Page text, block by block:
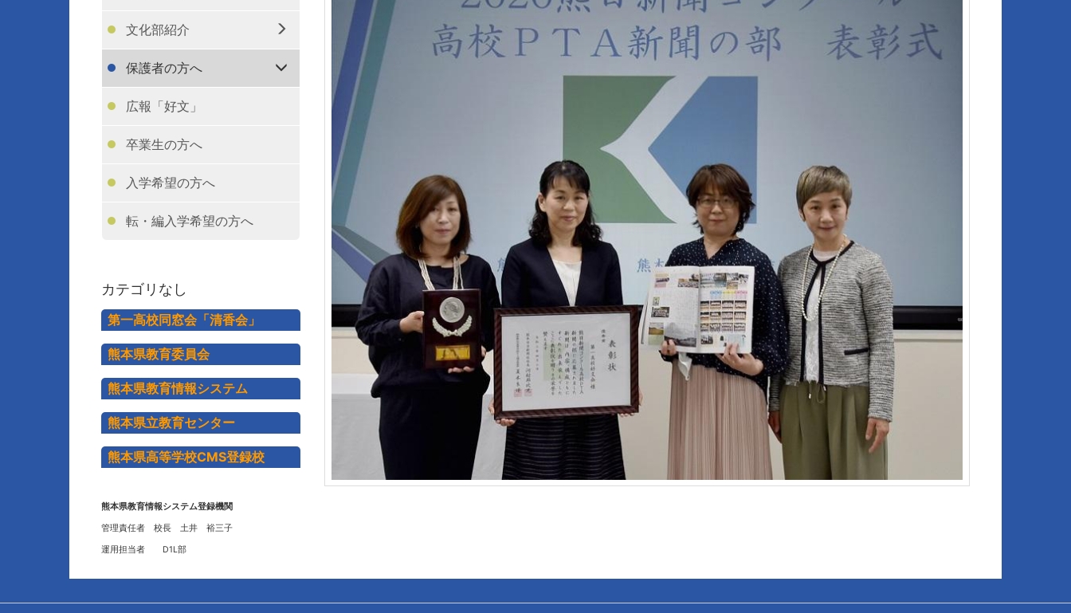
文化部紹介
保護者の方へ
広報「好文」
卒業生の方へ
入学希望の方へ
転・編入学希望の方へ
カテゴリなし
第一高校同窓会「清香会」
熊本県教育委員会
熊本県教育情報システム
熊本県立教育センター
熊本県高等学校CMS登録校
熊本県教育情報システム登録機関
管理責任者 校長 土井 裕三子
運用担当者 D1L部